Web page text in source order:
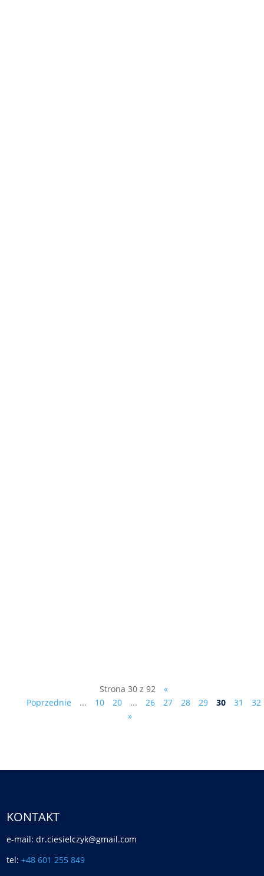
Strona 30 z 92
«
Poprzednie
... 10 20 ... 26 27 28 29 30 31
32
»
KONTAKT
e-mail: dr.ciesielczyk@gmail.com
tel:+48 601 255 849